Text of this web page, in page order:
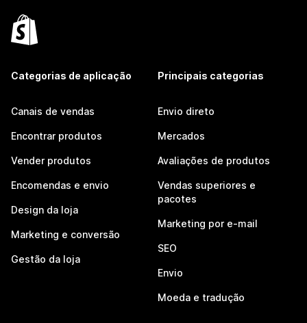
Categorias de aplicação
Canais de vendas
Encontrar produtos
Vender produtos
Encomendas e envio
Design da loja
Marketing e conversão
Gestão da loja
Principais categorias
Envio direto
Mercados
Avaliações de produtos
Vendas superiores e
pacotes
Marketing por e-mail
SEO
Envio
Moeda e tradução